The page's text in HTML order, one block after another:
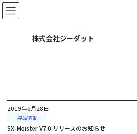
コ
ン
ナ
ビ
株式会社ジーダット
2019年6月28日
製品情報
SX-Meister V7.0 リリースのお知らせ